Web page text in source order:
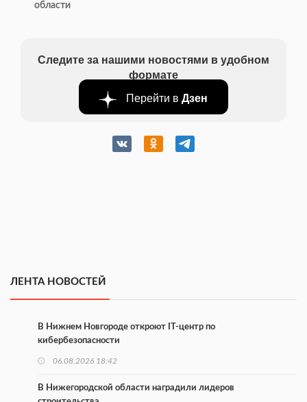
области
Следите за нашими новостями в удобном
формате
Перейти в Дзен
ЛЕНТА НОВОСТЕЙ
В Нижнем Новгороде откроют IT-центр по
кибербезопасности
06.08.2026 18:42
В Нижегородской области наградили лидеров